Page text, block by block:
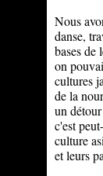
Nous
danse,
bases de
on
cultures
de la
un
c'est
culture
et leurs